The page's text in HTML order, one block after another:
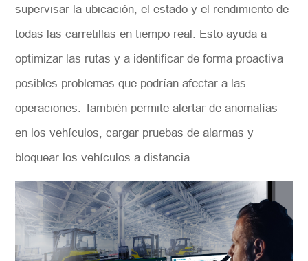
supervisar la ubicación, el estado y el rendimiento de
todas las carretillas en tiempo real. Esto ayuda a
optimizar las rutas y a identificar de forma proactiva
posibles problemas que podrían afectar a las
operaciones. También permite alertar de anomalías
en los vehículos, cargar pruebas de alarmas y
bloquear los vehículos a distancia.